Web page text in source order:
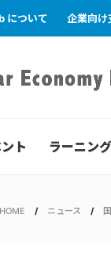
について 企業向け
ト ラーニン
HOME ニュース